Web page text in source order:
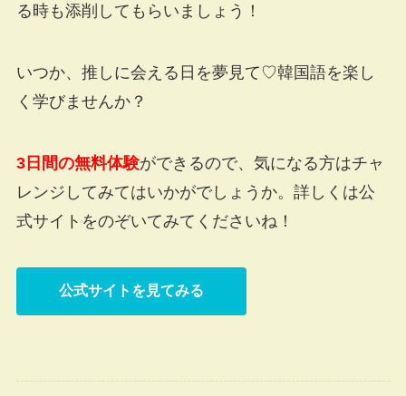
る時も添削してもらいましょう！
いつか、推しに会える日を夢見て♡韓国語を楽し
く学びませんか？
3日間の無料体験ができるので、気になる方はチャ
レンジしてみてはいかがでしょうか。詳しくは公
式サイトをのぞいてみてくださいね！
公式サイトを見てみる